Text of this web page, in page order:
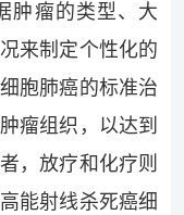
肿瘤的类型、大
来制定个性化的
胞肺癌的标准治
瘤组织，以达到
，放疗和化疗则
能射线杀死癌细